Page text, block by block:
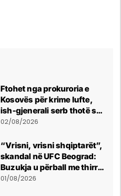
Ftohet nga prokuroria e
Kosovës për krime lufte,
ish-gjenerali serb thotë se
dikush e tradhtoi në
02/08/2026
“Vrisni, vrisni shqiptarët”,
skandal në UFC Beograd:
Buzukja u përball me thirrje
anti-shqiptare nga
01/08/2026